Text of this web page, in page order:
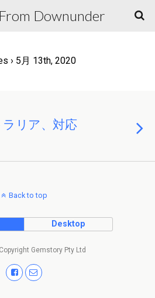
Downunder
› 5月 13th, 2020
リア、対応
Back to top
Desktop
Gemstory Pty Ltd